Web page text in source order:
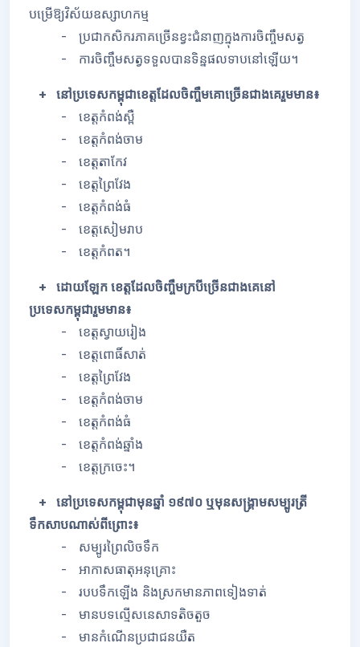
បម្រើឱ្យវិស័យឧស្សាហកម្ម
- ប្រជាកសិករភាគច្រើនខ្វះជំនាញក្នុងការចិញ្ចឹមសត្វ
- ការចិញ្ចឹមសត្វទទួលបានទិន្នផលទាបនៅឡើយ។
+ នៅប្រទេសកម្ពុជាខេត្តដែលចិញ្ចឹមគោច្រើនជាងគេរួមមាន៖
- ខេត្តកំពង់ស្ពឺ
- ខេត្តកំពង់ចាម
- ខេត្តតាកែវ
- ខេត្តព្រៃវែង
- ខេត្តកំពង់ធំ
- ខេត្តសៀមរាប
- ខេត្តកំពត។
+ ដោយឡែក ខេត្តដែលចិញ្ចឹមក្របីច្រើនជាងគេនៅ
ប្រទេសកម្ពុជារួមមាន៖
- ខេត្តស្វាយរៀង
- ខេត្តពោធិ៍សាត់
- ខេត្តព្រៃវែង
- ខេត្តកំពង់ចាម
- ខេត្តកំពង់ធំ
- ខេត្តកំពង់ឆ្នាំង
- ខេត្តក្រចេះ។
+ នៅប្រទេសកម្ពុជាមុនឆ្នាំ ១៩៧០ ឬមុនសង្គ្រាមសម្បូរត្រី
ទឹកសាបណាស់ពីព្រោះ៖
- សម្បូរព្រៃលិចទឹក
- អាកាសធាតុអនុគ្រោះ
- របបទឹកឡើង និងស្រកមានភាពទៀងទាត់
- មានបទល្មើសនេសាទតិចតួច
- មានកំណើនប្រជាជនយឺត